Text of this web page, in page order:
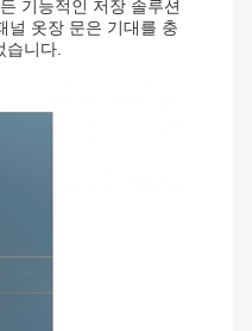
기능적인 저장 솔루션
널 옷장 문은 기대를 충
습니다.